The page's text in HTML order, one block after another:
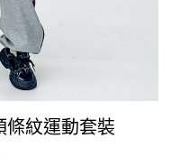
條紋運動套裝